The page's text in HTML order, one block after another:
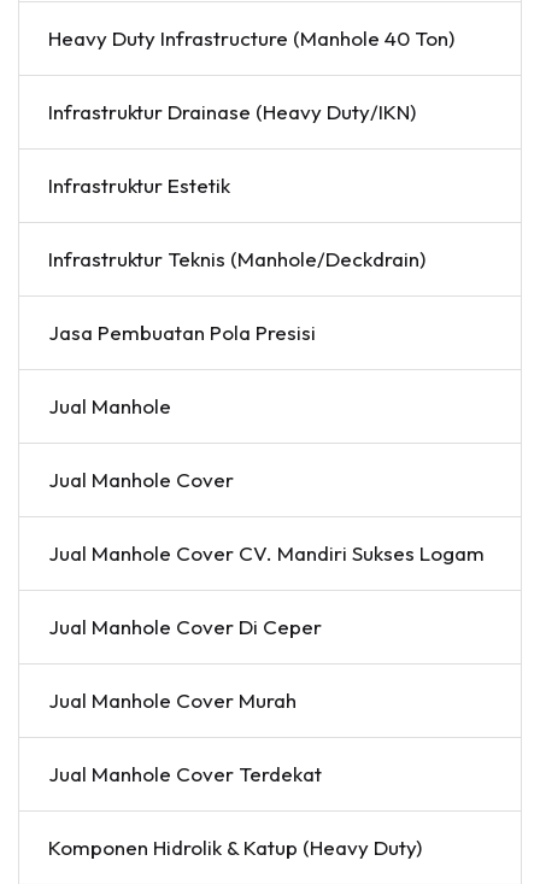
Heavy Duty Infrastructure (Manhole 40 Ton)
Infrastruktur Drainase (Heavy Duty/IKN)
Infrastruktur Estetik
Infrastruktur Teknis (Manhole/Deckdrain)
Jasa Pembuatan Pola Presisi
Jual Manhole
Jual Manhole Cover
Jual Manhole Cover CV. Mandiri Sukses Logam
Jual Manhole Cover Di Ceper
Jual Manhole Cover Murah
Jual Manhole Cover Terdekat
Komponen Hidrolik & Katup (Heavy Duty)